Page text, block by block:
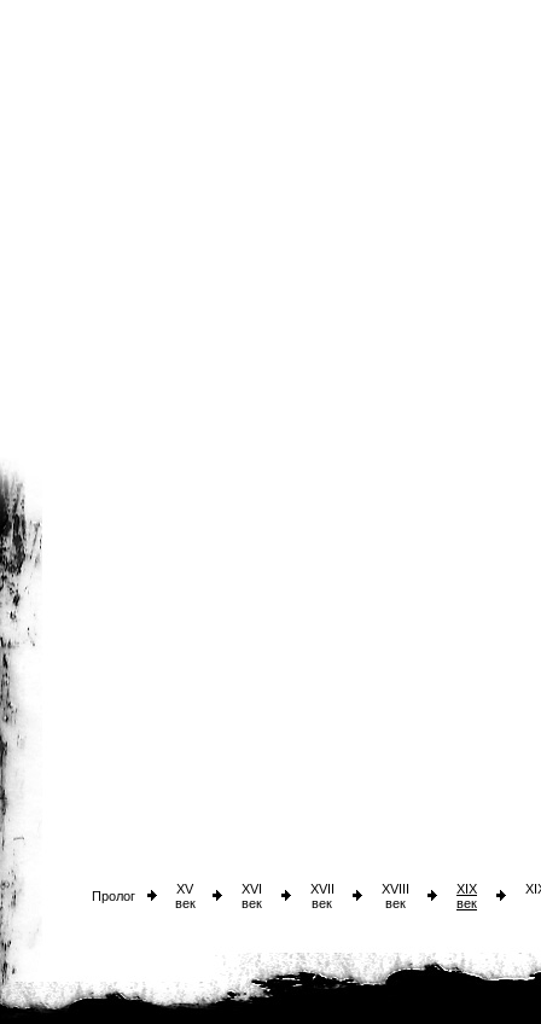
Пролог
XV
век
XVI
век
XVII
век
XVIII
век
XIX
век